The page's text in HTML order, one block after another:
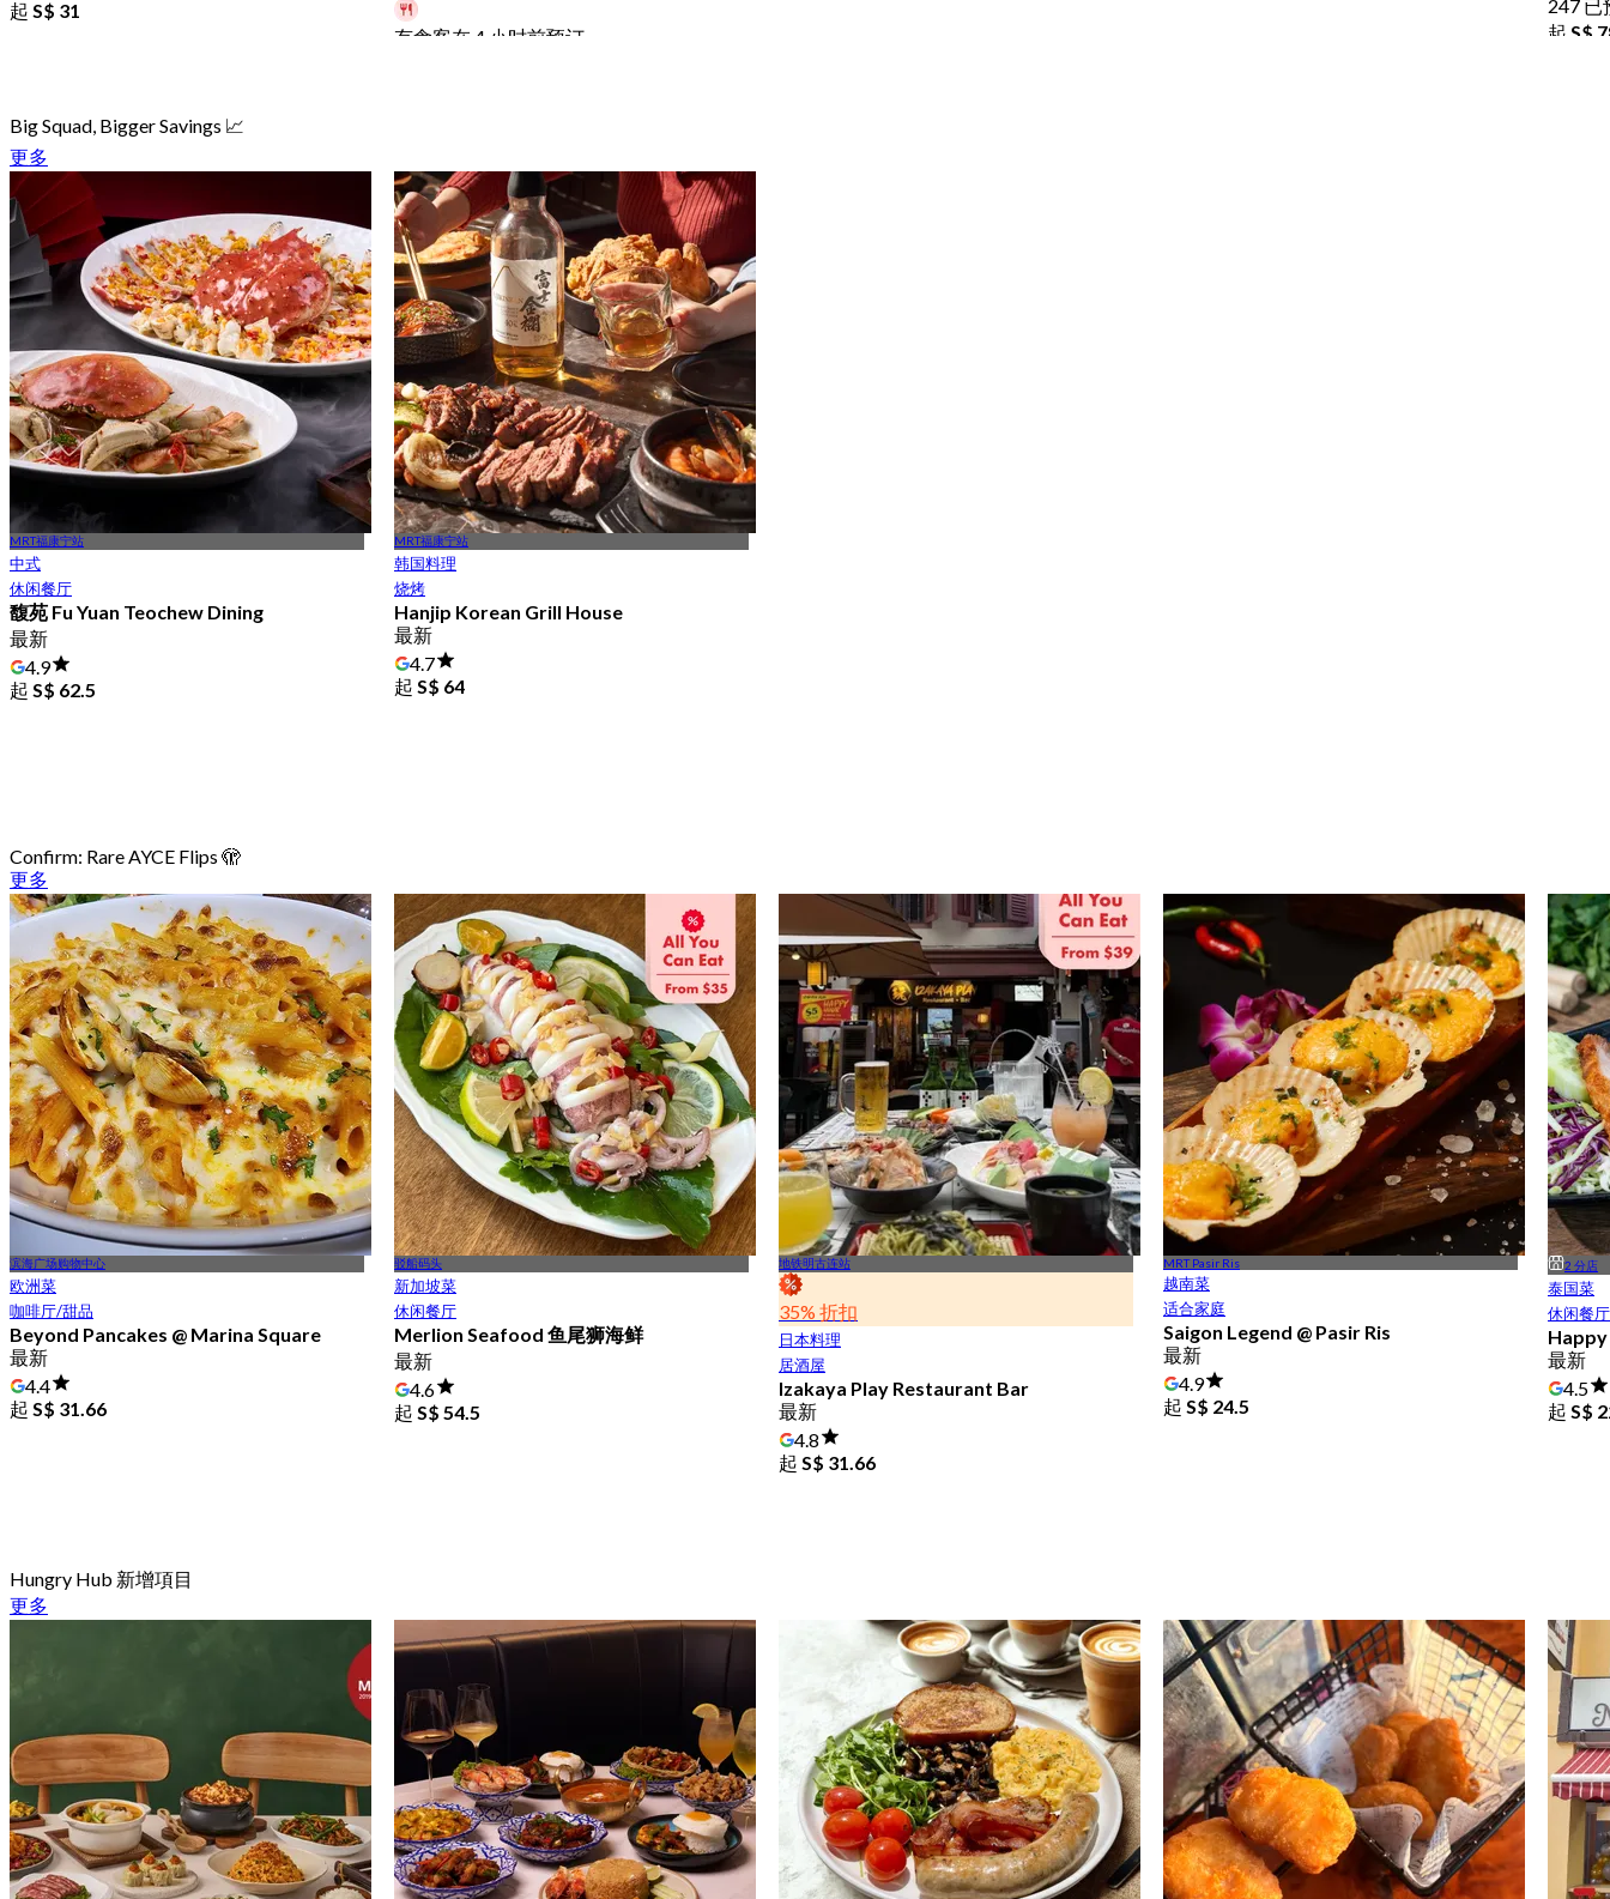
起 S$ 31
有食客在 4 小时前预订
247 已
起 S$
Big Squad, Bigger Savings 📈
更多
MRT福康宁站
中式
休闲餐厅
馥苑 Fu Yuan Teochew Dining
最新
4.9
起 S$ 62.5
MRT福康宁站
韩国料理
烧烤
Hanjip Korean Grill House
最新
4.7
起 S$ 64
Confirm: Rare AYCE Flips 🫣
更多
滨海广场购物中心
欧洲菜
咖啡厅/甜品
Beyond Pancakes @ Marina Square
最新
4.4
起 S$ 31.66
驳船码头
新加坡菜
休闲餐厅
Merlion Seafood 鱼尾狮海鲜
最新
4.6
起 S$ 54.5
地铁明古连站
35% 折扣
日本料理
居酒屋
Izakaya Play Restaurant Bar
最新
4.8
起 S$ 31.66
MRT Pasir Ris
越南菜
适合家庭
Saigon Legend @ Pasir Ris
最新
4.9
起 S$ 24.5
2 分店
泰国菜
休闲餐厅
最新
4.5
起 S$
Hungry Hub 新增項目
更多